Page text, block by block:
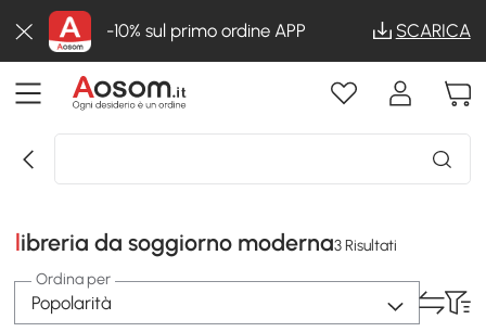
-10% sul primo ordine APP SCARICA
libreria da soggiorno moderna3 Risultati
Ordina per
Popolarità